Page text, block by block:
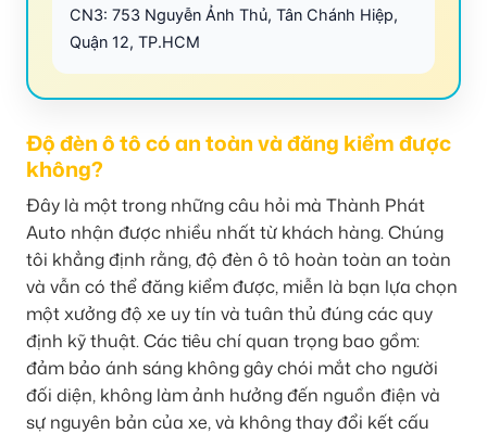
CN3: 753 Nguyễn Ảnh Thủ, Tân Chánh Hiệp,
Quận 12, TP.HCM
Độ đèn ô tô có an toàn và đăng kiểm được
không?
Đây là một trong những câu hỏi mà Thành Phát
Auto nhận được nhiều nhất từ khách hàng. Chúng
tôi khẳng định rằng, độ đèn ô tô hoàn toàn an toàn
và vẫn có thể đăng kiểm được, miễn là bạn lựa chọn
một xưởng độ xe uy tín và tuân thủ đúng các quy
định kỹ thuật. Các tiêu chí quan trọng bao gồm:
đảm bảo ánh sáng không gây chói mắt cho người
đối diện, không làm ảnh hưởng đến nguồn điện và
sự nguyên bản của xe, và không thay đổi kết cấu